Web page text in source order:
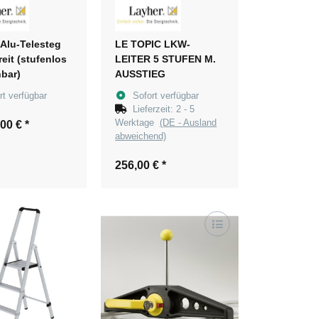
Telesteg
(stufenlos
verfügbar
€ *
LE TOPIC LKW-
LEITER 5 STUFEN M.
AUSSTIEG
Sofort verfügbar
Lieferzeit: 2 - 5
Werktage (DE - Ausland
abweichend)
256,00 €*